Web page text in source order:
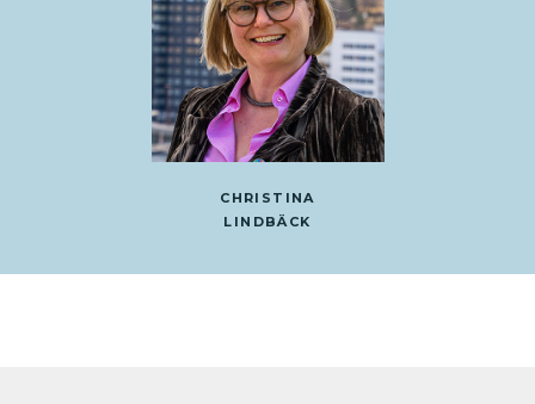
CHRISTINA
LINDBÄCK